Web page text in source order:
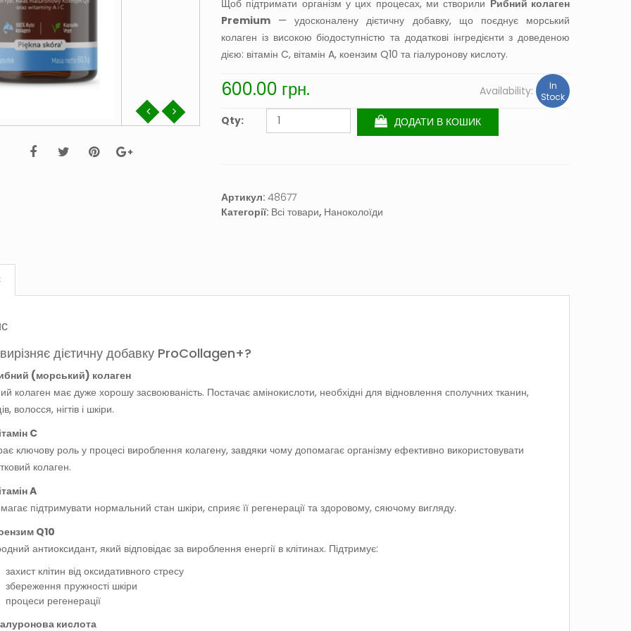
Щоб підтримати організм у цих процесах, ми створили Рибний колаген
Premium — удосконалену дієтичну добавку, що поєднує морський
колаген із високою біодоступністю та додаткові інгредієнти з доведеною
дією: вітамін C, вітамін A, коензим Q10 та гіалуронову кислоту.
600.00 грн. Availability:
In
Stock
Qty: ДОДАТИ В КОШИК
Артикул: 48677
Категорії: Всі товари, Наноколоїди
дієтичну добавку ProCollagen+?
(морський) колаген
колаген має дуже хорошу засвоюваність. Постачає амінокислоти, необхідні для відновлення сполучних тканин,
волосся, нігтів і шкіри.
C
ключову роль у процесі вироблення колагену, завдяки чому допомагає організму ефективно використовувати
колаген.
A
підтримувати нормальний стан шкіри, сприяє її регенерації та здоровому, сяючому вигляду.
Q10
антиоксидант, який відповідає за вироблення енергії в клітинах. Підтримує:
захист клітин від оксидативного стресу
збереження пружності шкіри
процеси регенерації
кислота